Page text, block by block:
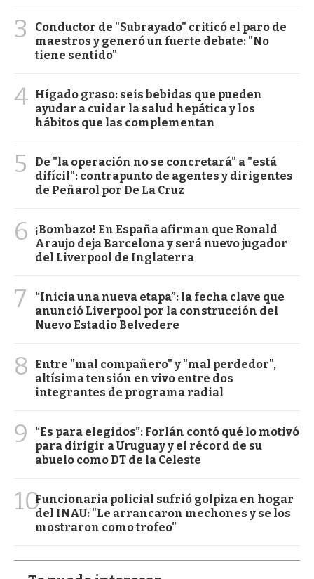
3
Conductor de "Subrayado" criticó el paro de
maestros y generó un fuerte debate: "No
tiene sentido"
4 Hígado graso: seis bebidas que pueden
ayudar a cuidar la salud hepática y los
hábitos que las complementan
5
De "la operación no se concretará" a "está
difícil": contrapunto de agentes y dirigentes
de Peñarol por De La Cruz
6
¡Bombazo! En España afirman que Ronald
Araujo deja Barcelona y será nuevo jugador
del Liverpool de Inglaterra
7
“Inicia una nueva etapa”: la fecha clave que
anunció Liverpool por la construcción del
Nuevo Estadio Belvedere
8
Entre "mal compañero" y "mal perdedor",
altísima tensión en vivo entre dos
integrantes de programa radial
9
“Es para elegidos”: Forlán contó qué lo motivó
para dirigir a Uruguay y el récord de su
abuelo como DT de la Celeste
10Funcionaria policial sufrió golpiza en hogar
del INAU: "Le arrancaron mechones y se los
mostraron como trofeo"